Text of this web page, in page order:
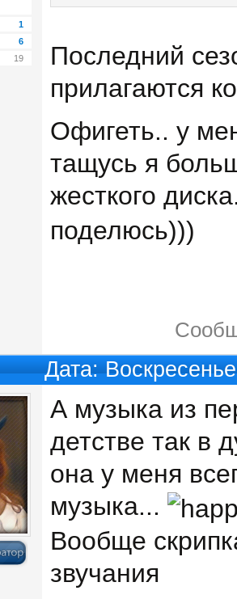
1
6
19
Последний
прилагаются
Офигеть.. у
тащусь я
жесткого
поделюсь)))
Дата:
А музыка из
детстве так в
она у меня
музыка...
Вообще
звучания